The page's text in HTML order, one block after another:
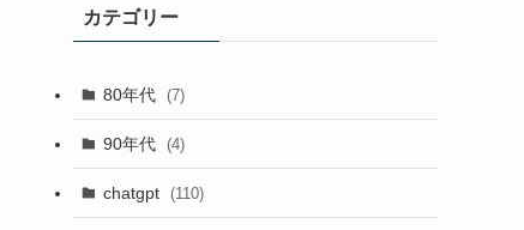
カテゴリー
80年代 (7)
90年代 (4)
chatgpt (110)